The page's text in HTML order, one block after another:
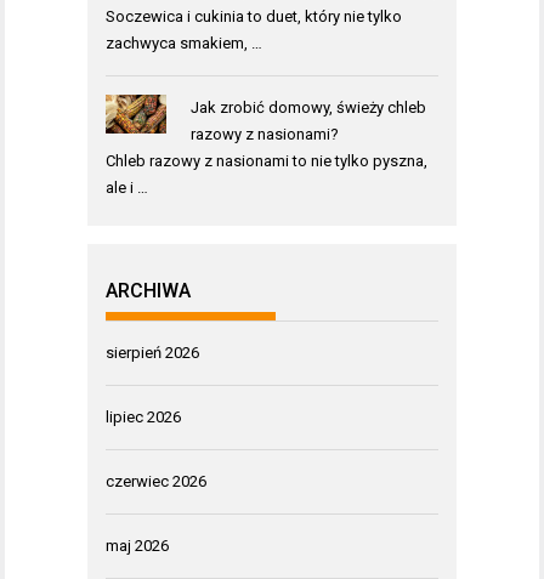
Soczewica i cukinia to duet, który nie tylko
zachwyca smakiem, …
Jak zrobić domowy, świeży chleb
razowy z nasionami?
Chleb razowy z nasionami to nie tylko pyszna,
ale i …
ARCHIWA
sierpień 2026
lipiec 2026
czerwiec 2026
maj 2026